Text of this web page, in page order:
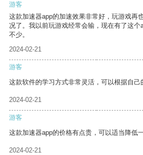
游客
这款加速器app的加速效果非常好，玩游戏再
况了。我以前玩游戏经常会输，现在有了这个
不少。
2024-02-21
游客
这款软件的学习方式非常灵活，可以根据自己
2024-02-21
游客
这款加速器app的价格有点贵，可以适当降低
2024-02-21